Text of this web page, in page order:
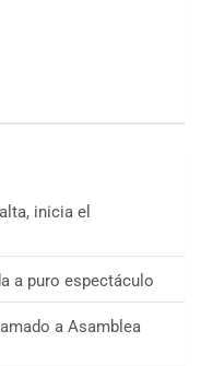
inicia el
a puro espectáculo
a Asamblea